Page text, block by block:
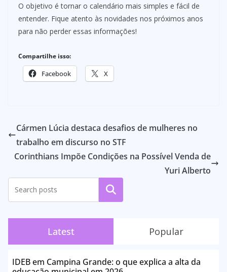
O objetivo é tornar o calendário mais simples e fácil de
entender. Fique atento às novidades nos próximos anos
para não perder essas informações!
Compartilhe isso:
Facebook X
Cármen Lúcia destaca desafios de mulheres no
trabalho em discurso no STF
Corinthians Impõe Condições na Possível Venda de
Yuri Alberto
Pesquisar
Latest Popular
IDEB em Campina Grande: o que explica a alta da